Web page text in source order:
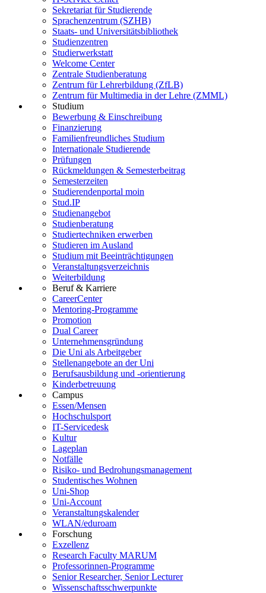
Sekretariat für Studierende
Sprachenzentrum (SZHB)
Staats- und Universitätsbibliothek
Studienzentren
Studierwerkstatt
Welcome Center
Zentrale Studienberatung
Zentrum für Lehrerbildung (ZfLB)
Zentrum für Multimedia in der Lehre (ZMML)
Studium
Bewerbung & Einschreibung
Finanzierung
Familienfreundliches Studium
Internationale Studierende
Prüfungen
Rückmeldungen & Semesterbeitrag
Semesterzeiten
Studierendenportal moin
Stud.IP
Studienangebot
Studienberatung
Studiertechniken erwerben
Studieren im Ausland
Studium mit Beeinträchtigungen
Veranstaltungsverzeichnis
Weiterbildung
Beruf & Karriere
CareerCenter
Mentoring-Programme
Promotion
Dual Career
Unternehmensgründung
Die Uni als Arbeitgeber
Stellenangebote an der Uni
Berufsausbildung und -orientierung
Kinderbetreuung
Campus
Essen/Mensen
Hochschulsport
IT-Servicedesk
Kultur
Lageplan
Notfälle
Risiko- und Bedrohungsmanagement
Studentisches Wohnen
Uni-Shop
Uni-Account
Veranstaltungskalender
WLAN/eduroam
Forschung
Exzellenz
Research Faculty MARUM
Professorinnen-Programme
Senior Researcher, Senior Lecturer
Wissenschaftsschwerpunkte